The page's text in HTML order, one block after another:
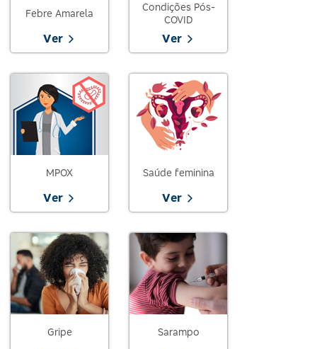
Febre Amarela
Ver
Condições Pós-
COVID
Ver
MPOX
Ver
Saúde feminina
Ver
Gripe Sarampo